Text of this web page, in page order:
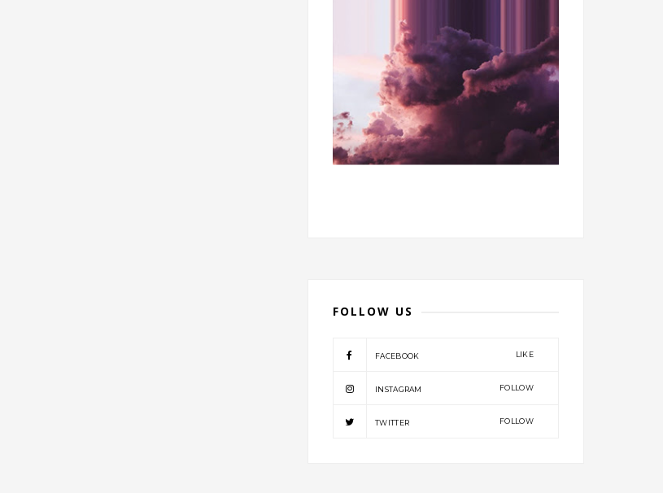
FOLLOW US
FACEBOOK LIKE
INSTAGRAM FOLLOW
TWITTER FOLLOW